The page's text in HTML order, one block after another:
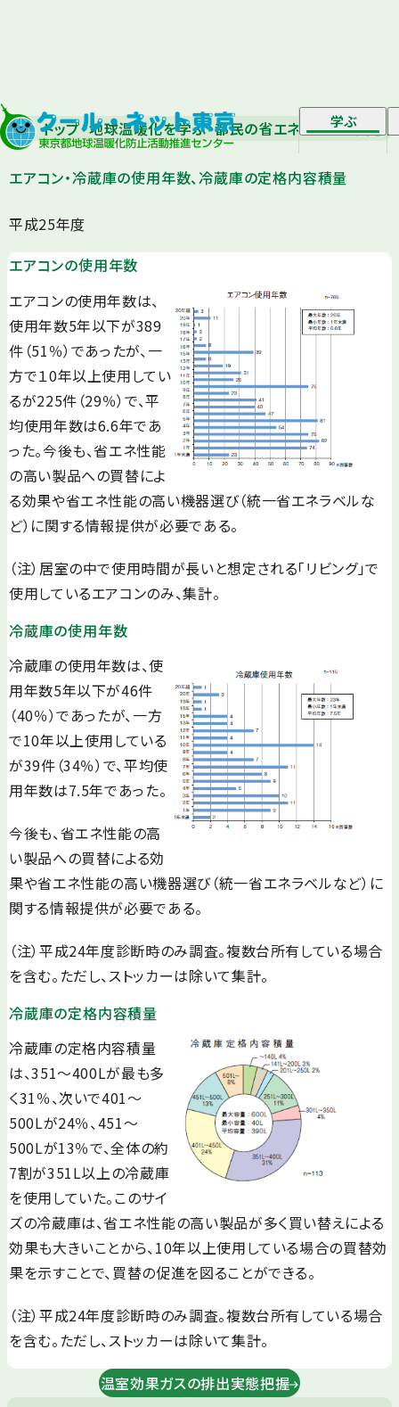
学ぶ
トップ 地球温暖化を学ぶ 都民の省エネに関する実態
エアコン・冷蔵庫の使用年数、冷蔵庫の定格内容積量
平成25年度
エアコンの使用年数
エアコンの使用年数は、
使用年数5年以下が389
件（51％）であったが、一
方で１0年以上使用してい
るが225件（29％）で、平
均使用年数は6.6年であ
った。今後も、省エネ性能
の高い製品への買替によ
る効果や省エネ性能の高い機器選び（統一省エネラベルな
ど）に関する情報提供が必要である。
（注）居室の中で使用時間が長いと想定される「リビング」で
使用しているエアコンのみ、集計。
冷蔵庫の使用年数
冷蔵庫の使用年数は、使
用年数5年以下が46件
（40％）であったが、一方
で10年以上使用している
が39件（34％）で、平均使
用年数は7.5年であった。
今後も、省エネ性能の高
い製品への買替による効
果や省エネ性能の高い機器選び（統一省エネラベルなど）に
関する情報提供が必要である。
（注）平成24年度診断時のみ調査。複数台所有している場合
を含む。ただし、ストッカーは除いて集計。
冷蔵庫の定格内容積量
冷蔵庫の定格内容積量
は、351～400Lが最も多
く31％、次いで401～
500Lが24％、451～
500Lが13％で、全体の約
7割が351L以上の冷蔵庫
を使用していた。このサイ
ズの冷蔵庫は、省エネ性能の高い製品が多く買い替えによる
効果も大きいことから、10年以上使用している場合の買替効
果を示すことで、買替の促進を図ることができる。
（注）平成24年度診断時のみ調査。複数台所有している場合
を含む。ただし、ストッカーは除いて集計。
温室効果ガスの排出実態把握